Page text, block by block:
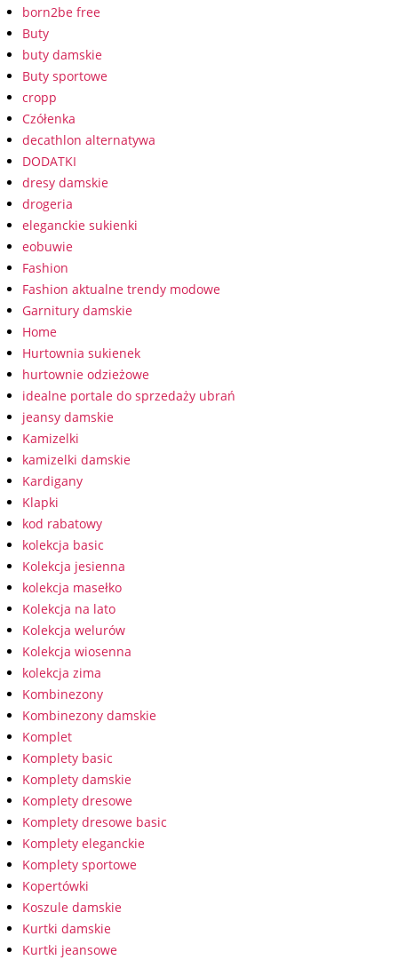
born2be free
Buty
buty damskie
Buty sportowe
cropp
Czółenka
decathlon alternatywa
DODATKI
dresy damskie
drogeria
eleganckie sukienki
eobuwie
Fashion
Fashion aktualne trendy modowe
Garnitury damskie
Home
Hurtownia sukienek
hurtownie odzieżowe
idealne portale do sprzedaży ubrań
jeansy damskie
Kamizelki
kamizelki damskie
Kardigany
Klapki
kod rabatowy
kolekcja basic
Kolekcja jesienna
kolekcja masełko
Kolekcja na lato
Kolekcja welurów
Kolekcja wiosenna
kolekcja zima
Kombinezony
Kombinezony damskie
Komplet
Komplety basic
Komplety damskie
Komplety dresowe
Komplety dresowe basic
Komplety eleganckie
Komplety sportowe
Kopertówki
Koszule damskie
Kurtki damskie
Kurtki jeansowe